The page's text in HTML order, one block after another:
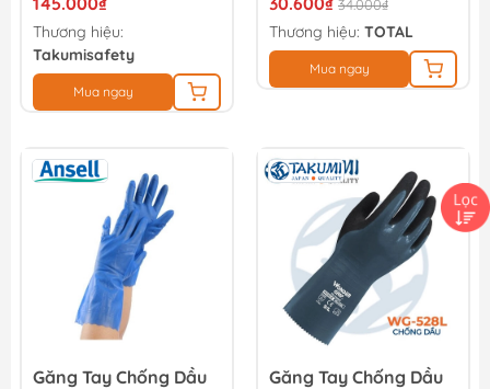
Thương hiệu:
Takumisafety
Mua ngay
34.000₫
Thương hiệu: TOTAL
Mua ngay
Găng Tay Chống Dầu
Găng Tay Chống Dầu